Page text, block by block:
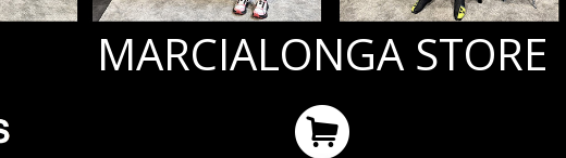
MARCIALONGA STORE